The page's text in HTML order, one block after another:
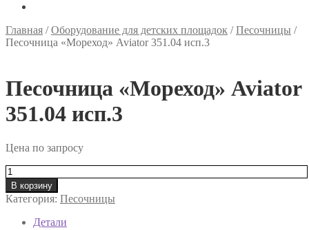
Главная /Оборудование для детских площадок /Песочницы /
Песочница «Мореход» Aviator 351.04 исп.3
Песочница «Мореход» Aviator
351.04 исп.3
Цена по запросу
Количество
товара
Песочница
«Мореход»
Aviator
В корзину
Категория: Песочницы
Детали